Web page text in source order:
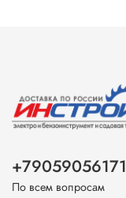
+79059056171
По всем вопросам